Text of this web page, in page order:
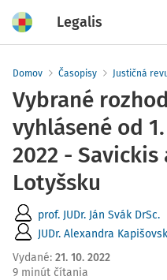
Legalis
Domov Časopisy Justičná
Vybrané
vyhlásené od
2022 -
Lotyšsku
prof. JUDr. Ján Svák DrSc.
JUDr. Alexandra
Vydané: 21. 10. 2022
9 minút čítania